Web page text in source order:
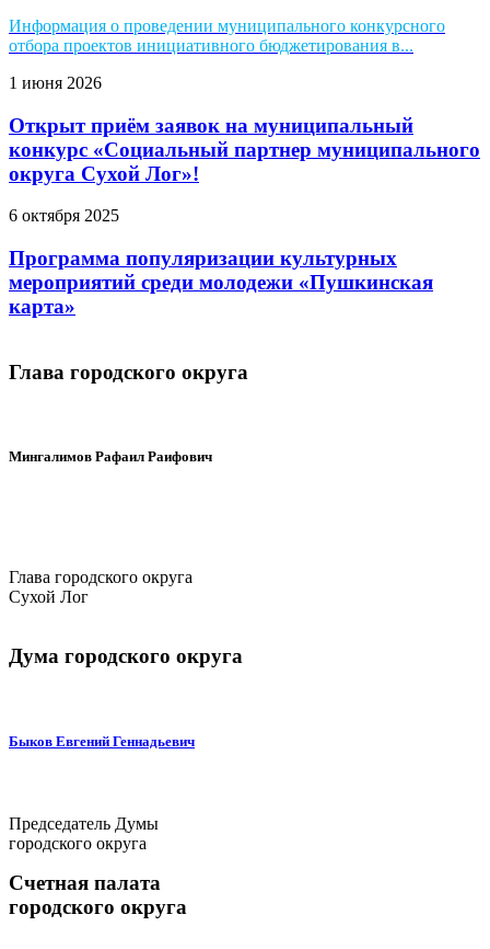
Информация о проведении муниципального конкурсного
отбора проектов инициативного бюджетирования в...
1 июня 2026
Открыт приём заявок на муниципальный
конкурс «Социальный партнер муниципального
округа Сухой Лог»!
6 октября 2025
Программа популяризации культурных
мероприятий среди молодежи «Пушкинская
карта»
Глава городского округа
Мингалимов Рафаил Раифович
Глава городского округа
Сухой Лог
Дума городского округа
Быков Евгений Геннадьевич
Председатель Думы
городского округа
Счетная палата
городского округа